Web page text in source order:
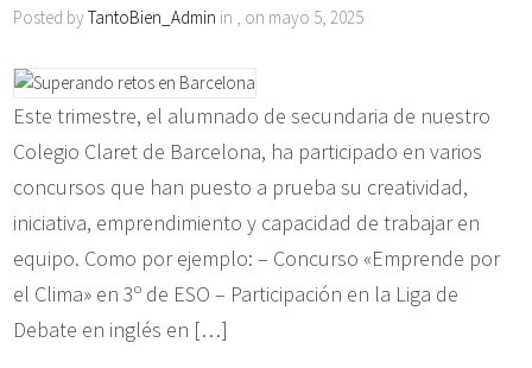
Posted byTantoBien_Admin in , on mayo 5, 2025
Este trimestre, el alumnado de secundaria de nuestro
Colegio Claret de Barcelona, ha participado en varios
concursos que han puesto a prueba su creatividad,
iniciativa, emprendimiento y capacidad de trabajar en
equipo. Como por ejemplo: – Concurso «Emprende por
el Clima» en 3º de ESO – Participación en la Liga de
Debate en inglés en […]